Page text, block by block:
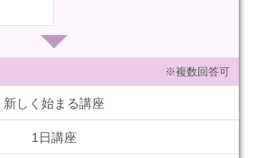
※複数回答可
新しく始まる講座
1日講座